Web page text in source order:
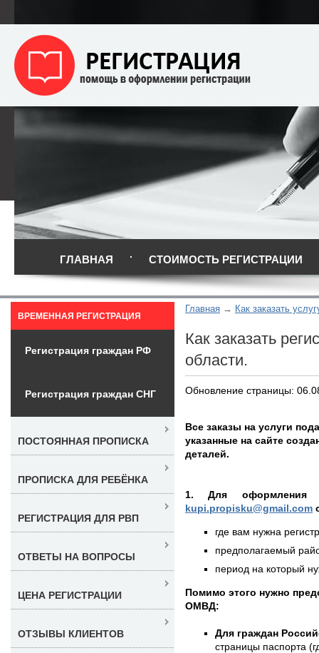
ГЛАВНАЯ СТОИМОСТЬ РЕГИСТРАЦИИ
Главная Как заказать
Как заказать
области.
Обновление страницы:
Все заказы на услуги
указанные на сайте
деталей.
1. Для оформления
kupi.propisku@gmail.com
где вам нужна
предполагаемый
период на который
Помимо этого нужно
ОМВД:
Для граждан
страницы паспорта
ВРЕМЕННАЯ РЕГИСТРАЦИЯ
Регистрация граждан РФ
Регистрация граждан СНГ
ПОСТОЯННАЯ ПРОПИСКА
ПРОПИСКА ДЛЯ РЕБЁНКА
РЕГИСТРАЦИЯ ДЛЯ РВП
ОТВЕТЫ НА ВОПРОСЫ
ЦЕНА РЕГИСТРАЦИИ
ОТЗЫВЫ КЛИЕНТОВ